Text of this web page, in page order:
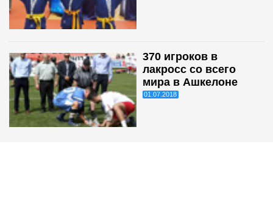
370 игроков в
лакросс со всего
мира в Ашкелоне
01.07.2018